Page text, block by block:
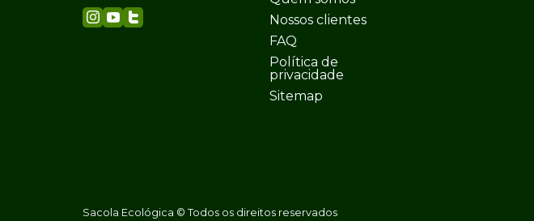
Nossos clientes
FAQ
Política de
privacidade
Sitemap
Sacola Ecológica © Todos os direitos reservados